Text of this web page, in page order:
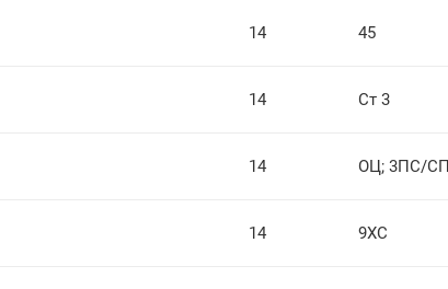
14 45
14 Ст 3
14 ОЦ; 3ПС/СП
14 9ХС